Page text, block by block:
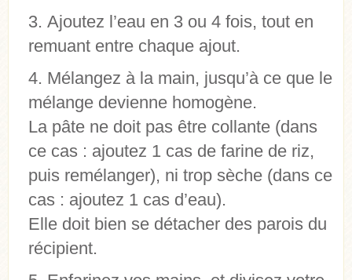
Ajoutez l’eau en 3 ou 4 fois, tout en
remuant entre chaque ajout.
Mélangez à la main, jusqu’à ce que le
mélange devienne homogène.
La pâte ne doit pas être collante (dans
ce cas : ajoutez 1 cas de farine de riz,
puis remélanger), ni trop sèche (dans ce
cas : ajoutez 1 cas d’eau).
Elle doit bien se détacher des parois du
récipient.